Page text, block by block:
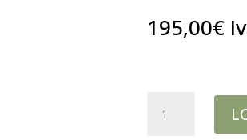
195,00€
Tronc